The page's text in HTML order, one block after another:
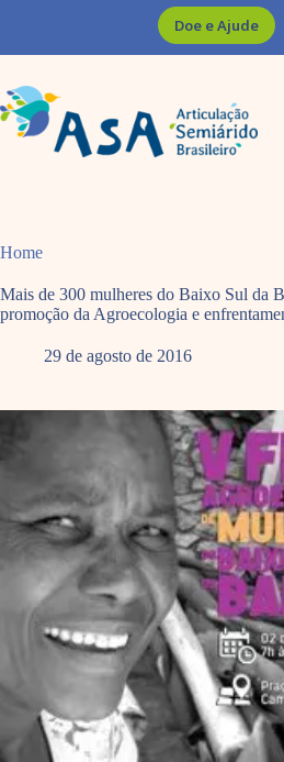
Doe e Ajude
Home
Mais de 300 mulheres do Baixo Sul da
promoção da Agroecologia e
29 de agosto de 2016